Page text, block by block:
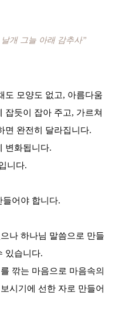
개 그늘 아래 감추사”
도 모양도 없고, 아름다움
잡듯이 잡아 주고, 가르쳐
면 완전히 달라집니다.
변화됩니다.
니다.
어야 합니다.
나 하나님 말씀으로 만들
있습니다.
깎는 마음으로 마음속의
시기에 선한 자로 만들어